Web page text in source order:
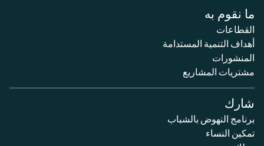
ما نقوم به
القطاعات
أهداف التنمية المستدامة
المنشورات
مشتريات المشاريع
شارك
برنامج النهوض بالشباب
تمكين النساء